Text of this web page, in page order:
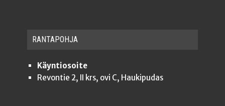
RAN­TA­POH­JA
Käyntiosoite
Revontie 2, II krs, ovi C, Haukipudas